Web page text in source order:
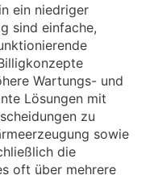
ein niedriger
sind einfache,
Wartungs- und
Lösungen mit
zu
sowie
die
oft über mehrere